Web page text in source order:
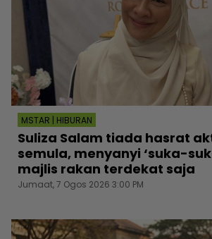
MSTAR | HIBURAN
Suliza Salam tiada hasrat
semula, menyanyi ‘suka-
majlis rakan terdekat saja
Jumaat, 7 Ogos 2026 3:00 PM